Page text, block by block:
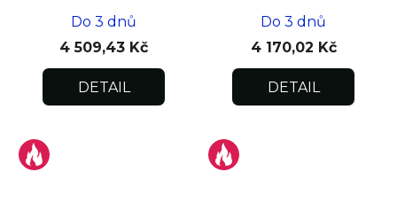
Do 3 dnů
4 509,43 Kč
DETAIL
Do 3 dnů
4 170,02 Kč
DETAIL